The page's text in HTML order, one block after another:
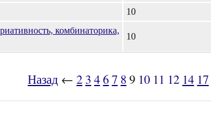
10
комбинаторика,
10
Назад ← 2 3 467 89 10 11 12 14 17